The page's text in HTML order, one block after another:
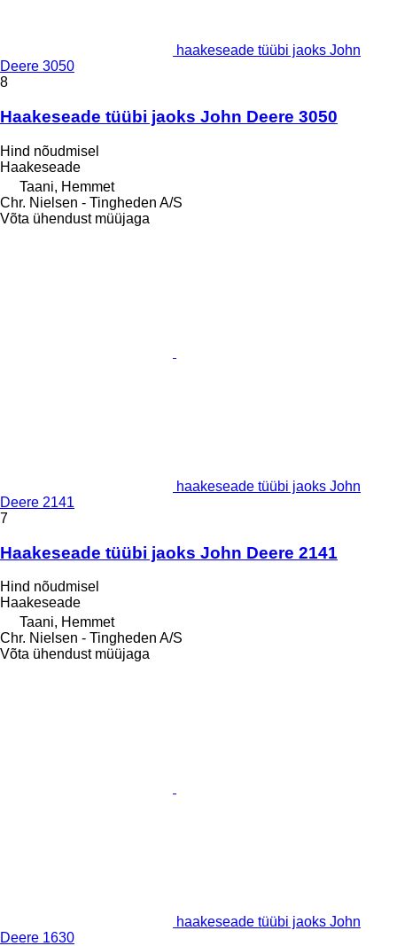
haakeseade tüübi jaoks John
Deere 3050
8
Haakeseade tüübi jaoks John Deere 3050
Hind nõudmisel
Haakeseade
Taani, Hemmet
Chr. Nielsen - Tingheden A/S
Võta ühendust müüjaga
haakeseade tüübi jaoks John
Deere 2141
7
Haakeseade tüübi jaoks John Deere 2141
Hind nõudmisel
Haakeseade
Taani, Hemmet
Chr. Nielsen - Tingheden A/S
Võta ühendust müüjaga
haakeseade tüübi jaoks John
Deere 1630